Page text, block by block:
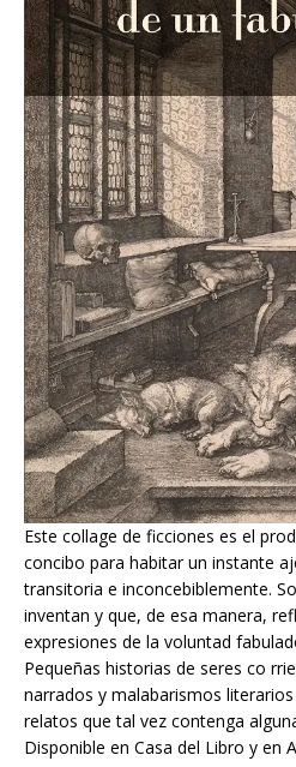
Este collage de ficciones es el
concibo para habitar un instante
transitoria e inconcebiblemente.
inventan y que, de esa manera,
expresiones de la voluntad
Pequeñas historias de seres co
narrados y malabarismos
relatos que tal vez contenga
Disponible en Casa del Libro y en